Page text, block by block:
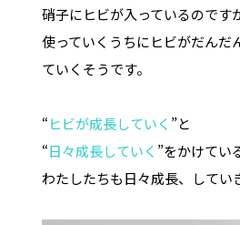
硝子にヒビが入っているのですが
使っていくうちにヒビがだんだ
ていくそうです。
“ヒビが成長していく ”と
“日々成長していく ”をかけてい
わたしたちも日々成長、してい